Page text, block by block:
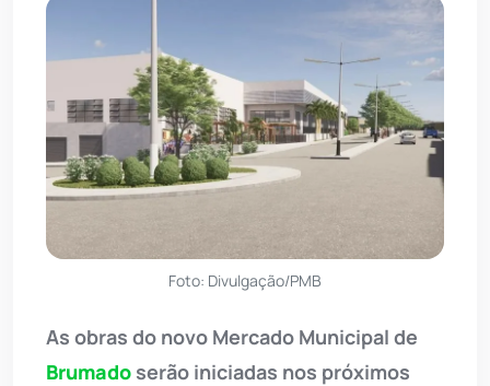
Foto: Divulgação/PMB
As obras do novo Mercado Municipal de
Brumado serão iniciadas nos próximos